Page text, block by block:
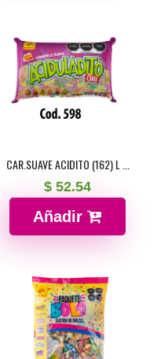
CAR.SUAVE ACIDITO (162) L ...
$ 52.54
Añadir